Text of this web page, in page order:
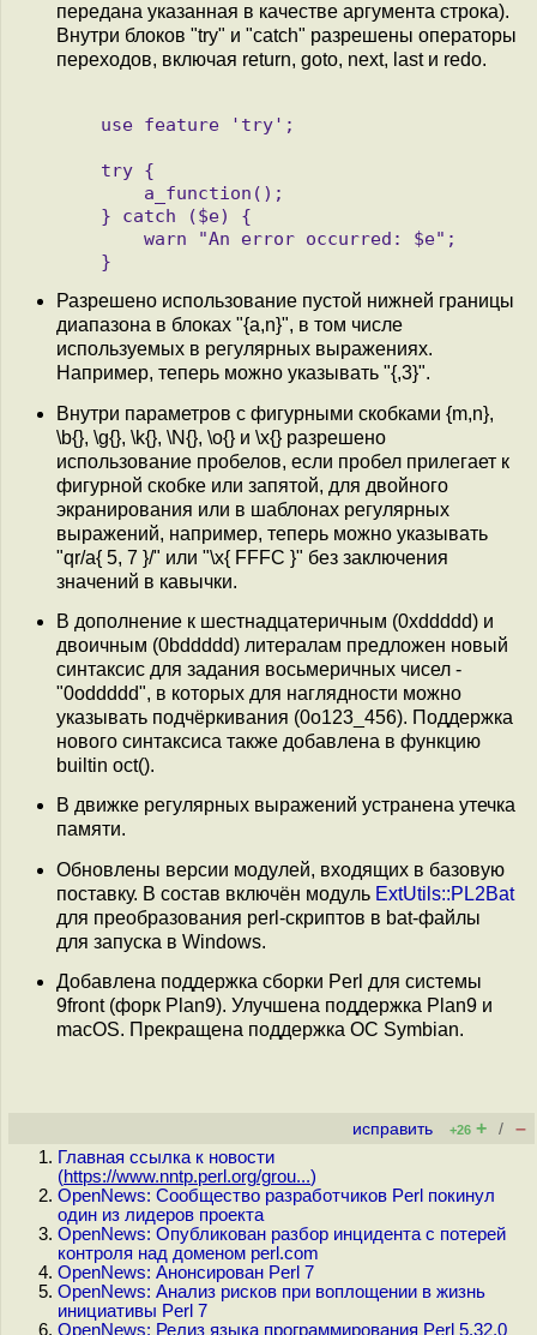
передана указанная в качестве аргумента строка).
Внутри блоков "try" и "catch" разрешены операторы
переходов, включая return, goto, next, last и redo.
Разрешено использование пустой нижней границы
диапазона в блоках "{a,n}", в том числе
используемых в регулярных выражениях.
Например, теперь можно указывать "{,3}".
Внутри параметров с фигурными скобками {m,n},
\b{}, \g{}, \k{}, \N{}, \o{} и \x{} разрешено
использование пробелов, если пробел прилегает к
фигурной скобке или запятой, для двойного
экранирования или в шаблонах регулярных
выражений, например, теперь можно указывать
"qr/a{ 5, 7 }/" или "\x{ FFFC }" без заключения
значений в кавычки.
В дополнение к шестнадцатеричным (0xddddd) и
двоичным (0bddddd) литералам предложен новый
синтаксис для задания восьмеричных чисел -
"0oddddd", в которых для наглядности можно
указывать подчёркивания (0o123_456). Поддержка
нового синтаксиса также добавлена в функцию
builtin oct().
В движке регулярных выражений устранена утечка
памяти.
Обновлены версии модулей, входящих в базовую
поставку. В состав включён модуль ExtUtils::PL2Bat
для преобразования perl-скриптов в bat-файлы
для запуска в Windows.
Добавлена поддержка сборки Perl для системы
9front (форк Plan9). Улучшена поддержка Plan9 и
macOS. Прекращена поддержка ОС Symbian.
исправить +26 + / –
Главная ссылка к новости
(https://www.nntp.perl.org/grou...)
OpenNews: Сообщество разработчиков Perl покинул
один из лидеров проекта
OpenNews: Опубликован разбор инцидента с потерей
контроля над доменом perl.com
OpenNews: Анонсирован Perl 7
OpenNews: Анализ рисков при воплощении в жизнь
инициативы Perl 7
OpenNews: Релиз языка программирования Perl 5.32.0